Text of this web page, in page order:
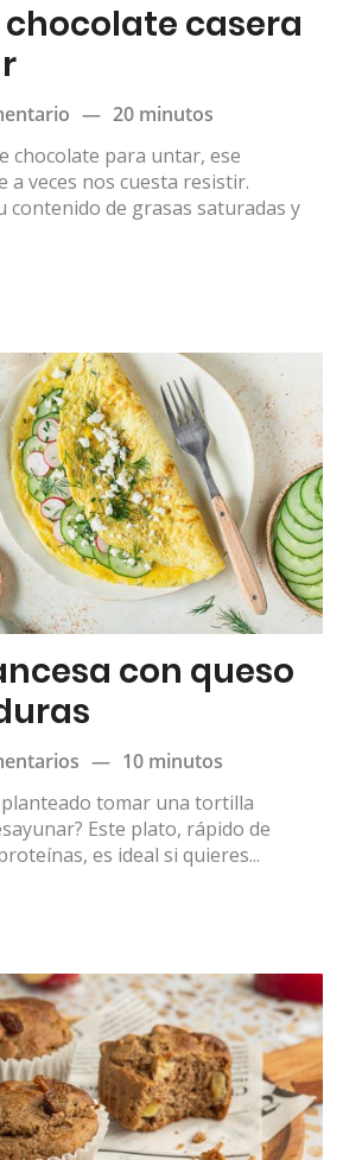
casera
— 20 minutos
chocolate para untar, ese
a veces nos cuesta resistir.
contenido de grasas saturadas y
con queso
— 10 minutos
planteado tomar una tortilla
Este plato, rápido de
es ideal si quieres...